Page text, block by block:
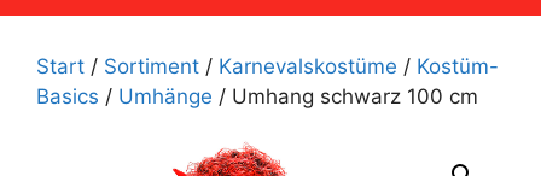
Start / Sortiment / Karnevalskostüme / Kostüm-
Basics / Umhänge / Umhang schwarz 100 cm